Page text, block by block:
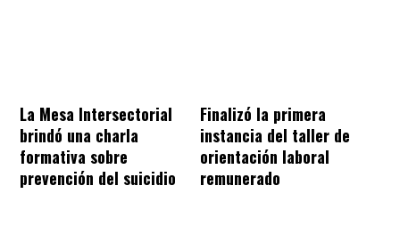
La Mesa Intersectorial
brindó una charla
formativa sobre
prevención del suicidio
Finalizó la primera
instancia del taller de
orientación laboral
remunerado